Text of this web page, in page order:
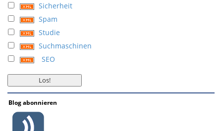
Sicherheit
Spam
Studie
Suchmaschinen
SEO
Blog abonnieren